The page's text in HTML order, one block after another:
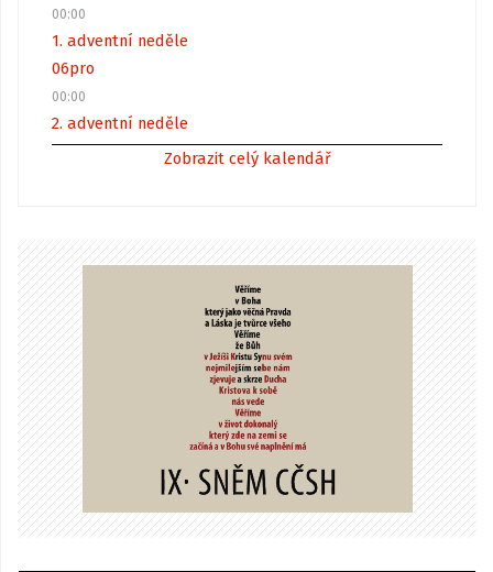
00:00
1. adventní neděle
06pro
00:00
2. adventní neděle
Zobrazit celý kalendář